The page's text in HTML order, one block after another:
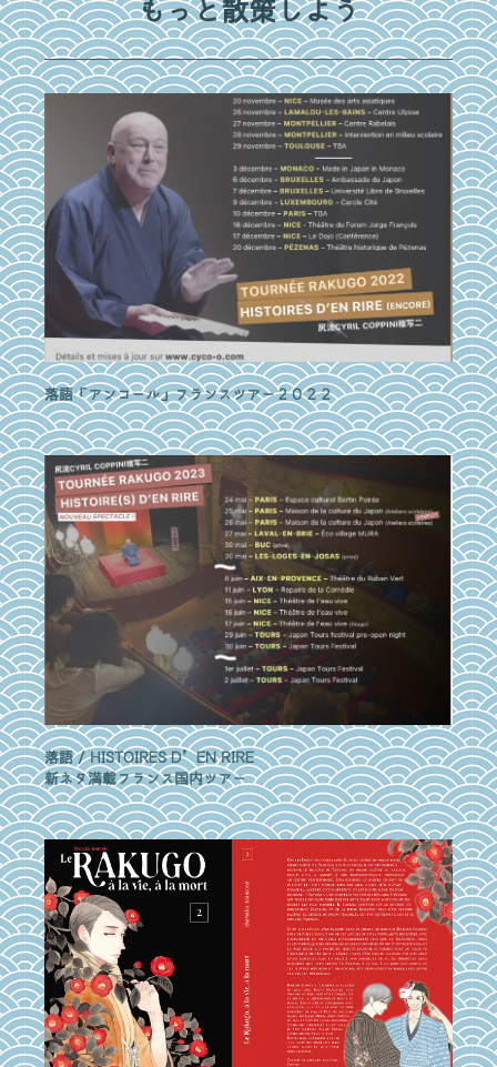
もっと散策しよう
落語「アンコール」フランスツアー２０２２
落語 / HISTOIRES D’EN RIRE
新ネタ満載フランス国内ツアー